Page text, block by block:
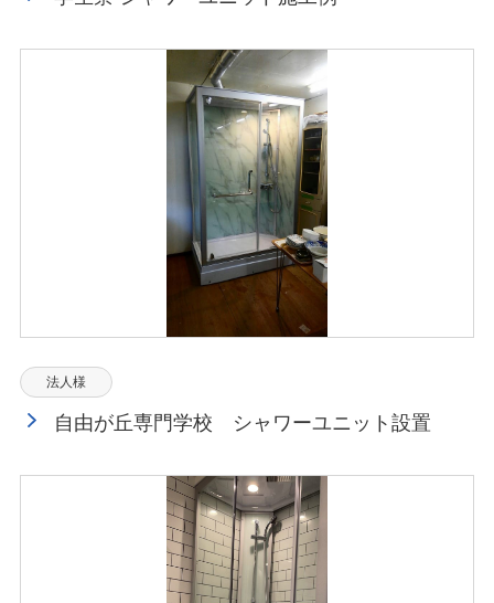
法人様
自由が丘専門学校 シャワーユニット設置